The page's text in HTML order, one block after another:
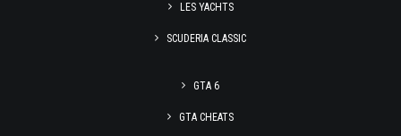
LES YACHTS
SCUDERIA CLASSIC
GTA 6
GTA CHEATS